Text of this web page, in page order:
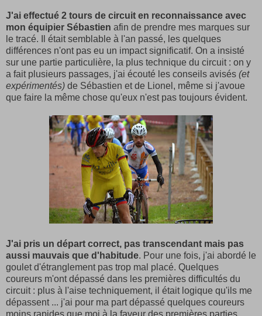
J'ai effectué 2 tours de circuit en reconnaissance avec
mon équipier Sébastien afin de prendre mes marques sur
le tracé. Il était semblable à l'an passé, les quelques
différences n'ont pas eu un impact significatif. On a insisté
sur une partie particulière, la plus technique du circuit : on y
a fait plusieurs passages, j'ai écouté les conseils avisés (et
expérimentés) de Sébastien et de Lionel, même si j'avoue
que faire la même chose qu'eux n'est pas toujours évident.
J'ai pris un départ correct, pas transcendant mais pas
aussi mauvais que d'habitude. Pour une fois, j'ai abordé le
goulet d'étranglement pas trop mal placé. Quelques
coureurs m'ont dépassé dans les premières difficultés du
circuit : plus à l'aise techniquement, il était logique qu'ils me
dépassent ... j'ai pour ma part dépassé quelques coureurs
moins rapides que moi à la faveur des premières parties